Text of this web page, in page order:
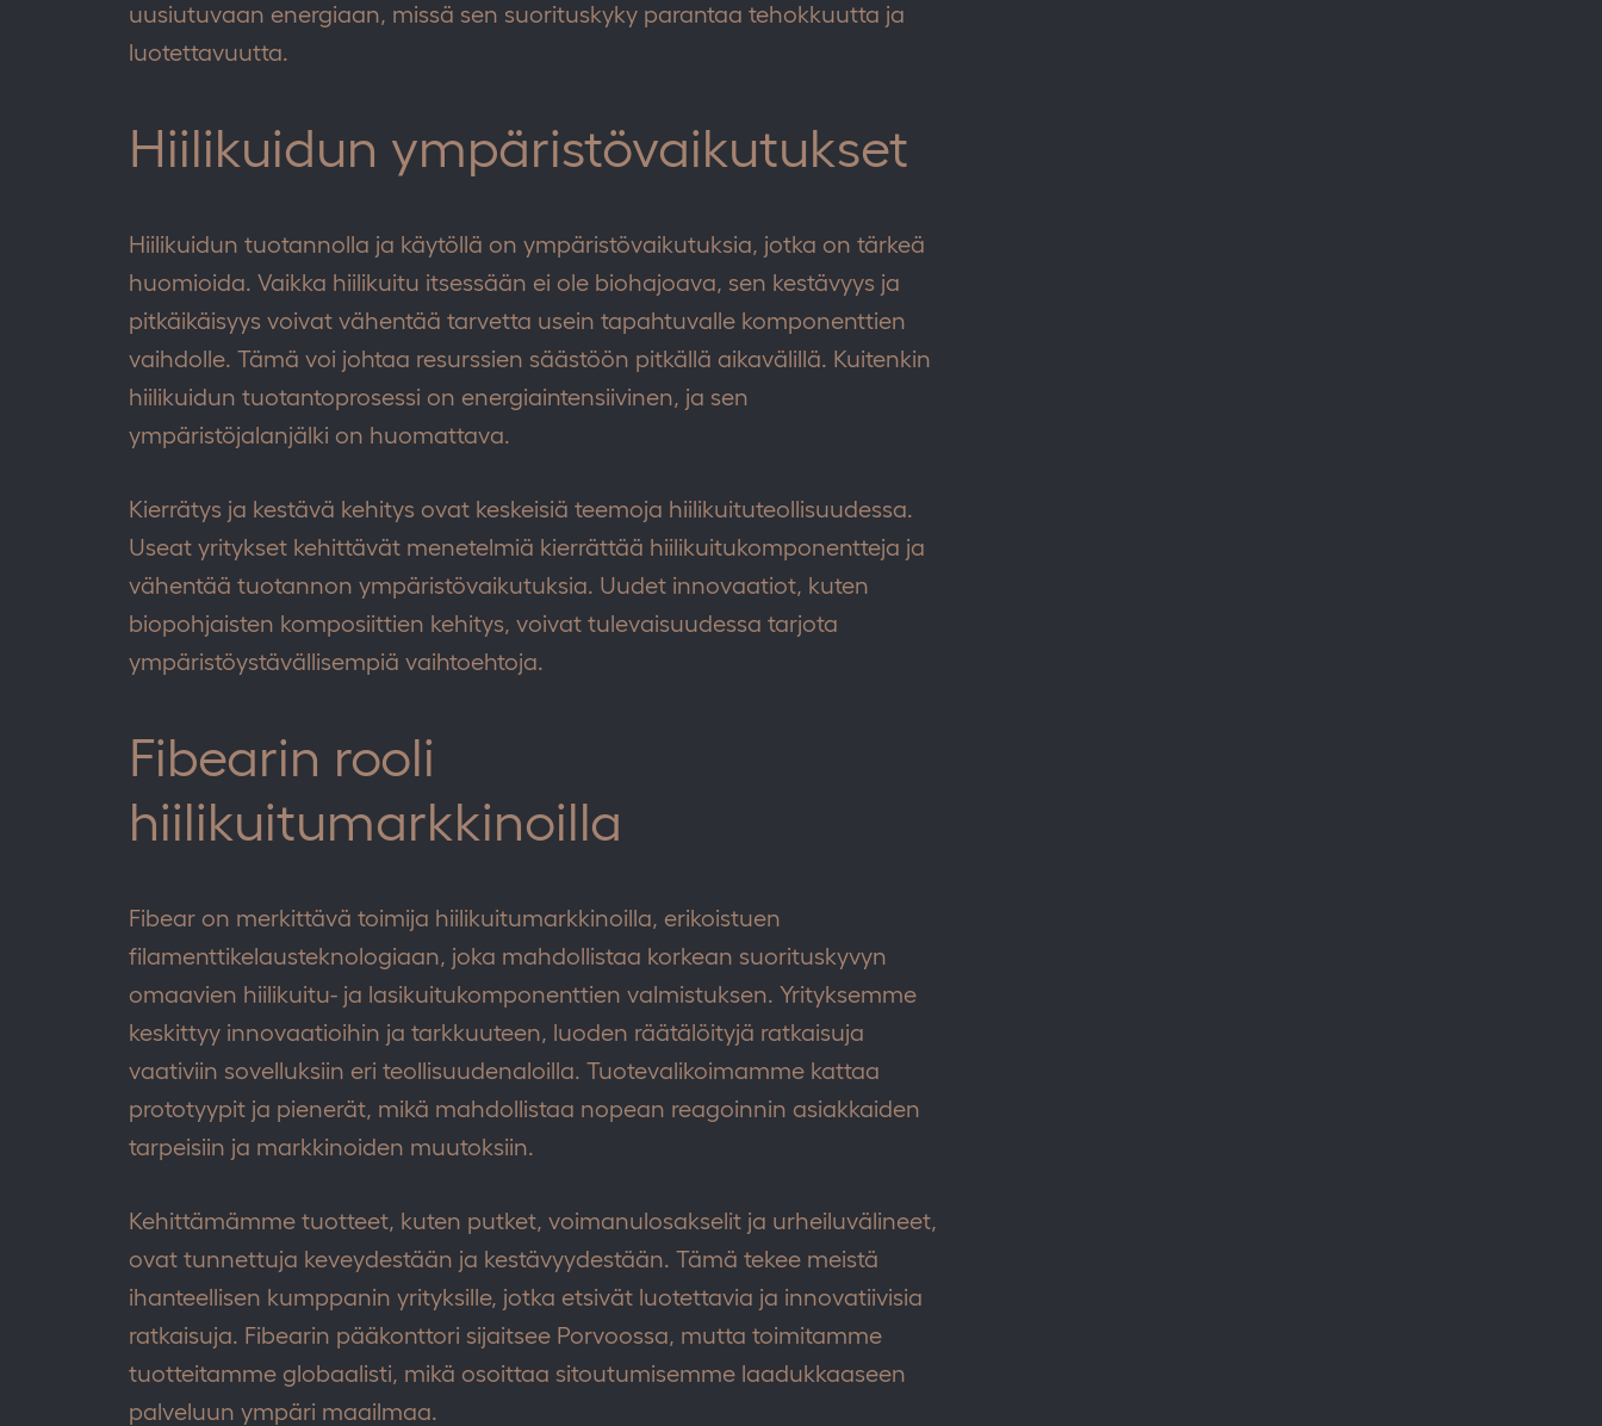
uusiutuvaan energiaan, missä sen suorituskyky parantaa tehokkuutta ja
luotettavuutta.
Hiilikuidun ympäristövaikutukset
Hiilikuidun tuotannolla ja käytöllä on ympäristövaikutuksia, jotka on tärkeä
huomioida. Vaikka hiilikuitu itsessään ei ole biohajoava, sen kestävyys ja
pitkäikäisyys voivat vähentää tarvetta usein tapahtuvalle komponenttien
vaihdolle. Tämä voi johtaa resurssien säästöön pitkällä aikavälillä. Kuitenkin
hiilikuidun tuotantoprosessi on energiaintensiivinen, ja sen
ympäristöjalanjälki on huomattava.
Kierrätys ja kestävä kehitys ovat keskeisiä teemoja hiilikuituteollisuudessa.
Useat yritykset kehittävät menetelmiä kierrättää hiilikuitukomponentteja ja
vähentää tuotannon ympäristövaikutuksia. Uudet innovaatiot, kuten
biopohjaisten komposiittien kehitys, voivat tulevaisuudessa tarjota
ympäristöystävällisempiä vaihtoehtoja.
Fibearin rooli
hiilikuitumarkkinoilla
Fibear on merkittävä toimija hiilikuitumarkkinoilla, erikoistuen
filamenttikelausteknologiaan, joka mahdollistaa korkean suorituskyvyn
omaavien hiilikuitu- ja lasikuitukomponenttien valmistuksen. Yrityksemme
keskittyy innovaatioihin ja tarkkuuteen, luoden räätälöityjä ratkaisuja
vaativiin sovelluksiin eri teollisuudenaloilla. Tuotevalikoimamme kattaa
prototyypit ja pienerät, mikä mahdollistaa nopean reagoinnin asiakkaiden
tarpeisiin ja markkinoiden muutoksiin.
Kehittämämme tuotteet, kuten putket, voimanulosakselit ja urheiluvälineet,
ovat tunnettuja keveydestään ja kestävyydestään. Tämä tekee meistä
ihanteellisen kumppanin yrityksille, jotka etsivät luotettavia ja innovatiivisia
ratkaisuja. Fibearin pääkonttori sijaitsee Porvoossa, mutta toimitamme
tuotteitamme globaalisti, mikä osoittaa sitoutumisemme laadukkaaseen
palveluun ympäri maailmaa.